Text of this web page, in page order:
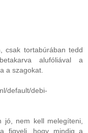
csak tortabúrában tedd
alufóliával a
a szagokat.
default/debi-
jó, nem kell melegíteni,
figyelj, hogy mindig a